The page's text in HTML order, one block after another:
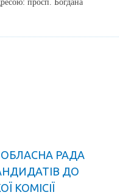
просп. Богдана
РАДА
ДО
КОМІСІЇ